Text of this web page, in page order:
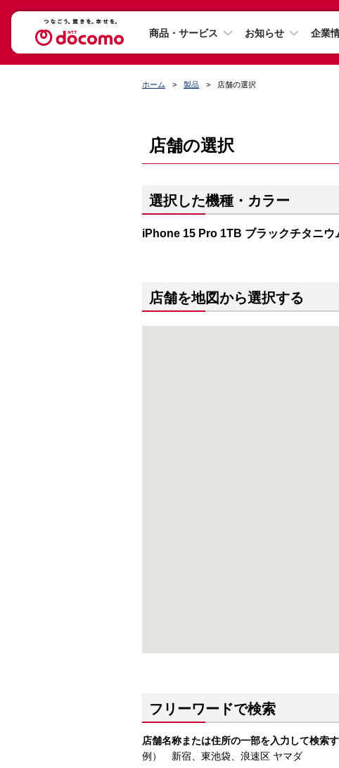
商品・サービス お知らせ 企業
ホーム 製品 店舗の選択
店舗の選択
選択した機種・カラー
iPhone 15 Pro 1TB ブラックチタニウ
店舗を地図から選択する
フリーワードで検索
店舗名称または住所の一部を入力して検索
例） 新宿、東池袋、浪速区 ヤマダ